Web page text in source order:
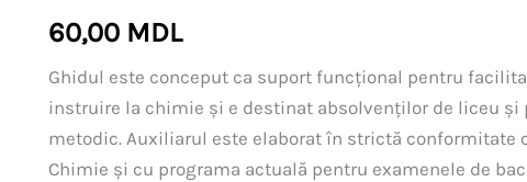
60,00 MDL
Ghidul este conceput ca suport funcțional pentru
instruire la chimie și e destinat absolvenților de liceu și
metodic. Auxiliarul este elaborat în strictă conformitate
Chimie și cu programa actuală pentru examenele de